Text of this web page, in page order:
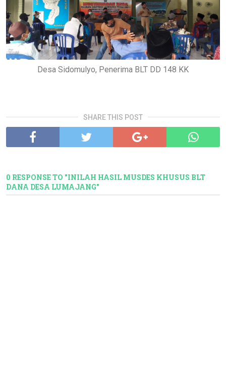
Desa Sidomulyo, Penerima BLT DD 148 KK
SHARE THIS POST
0 RESPONSE TO "INILAH HASIL MUSDES KHUSUS BLT
DANA DESA LUMAJANG"